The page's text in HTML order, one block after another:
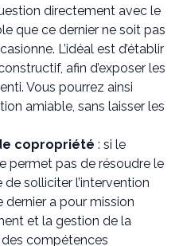
directement avec le
que ce dernier ne soit pas
L’idéal est d’établir
afin d’exposer les
Vous pourrez ainsi
amiable, sans laisser les
copropriété : si le
permet pas de résoudre le
solliciter l’intervention
a pour mission
et la gestion de la
compétences